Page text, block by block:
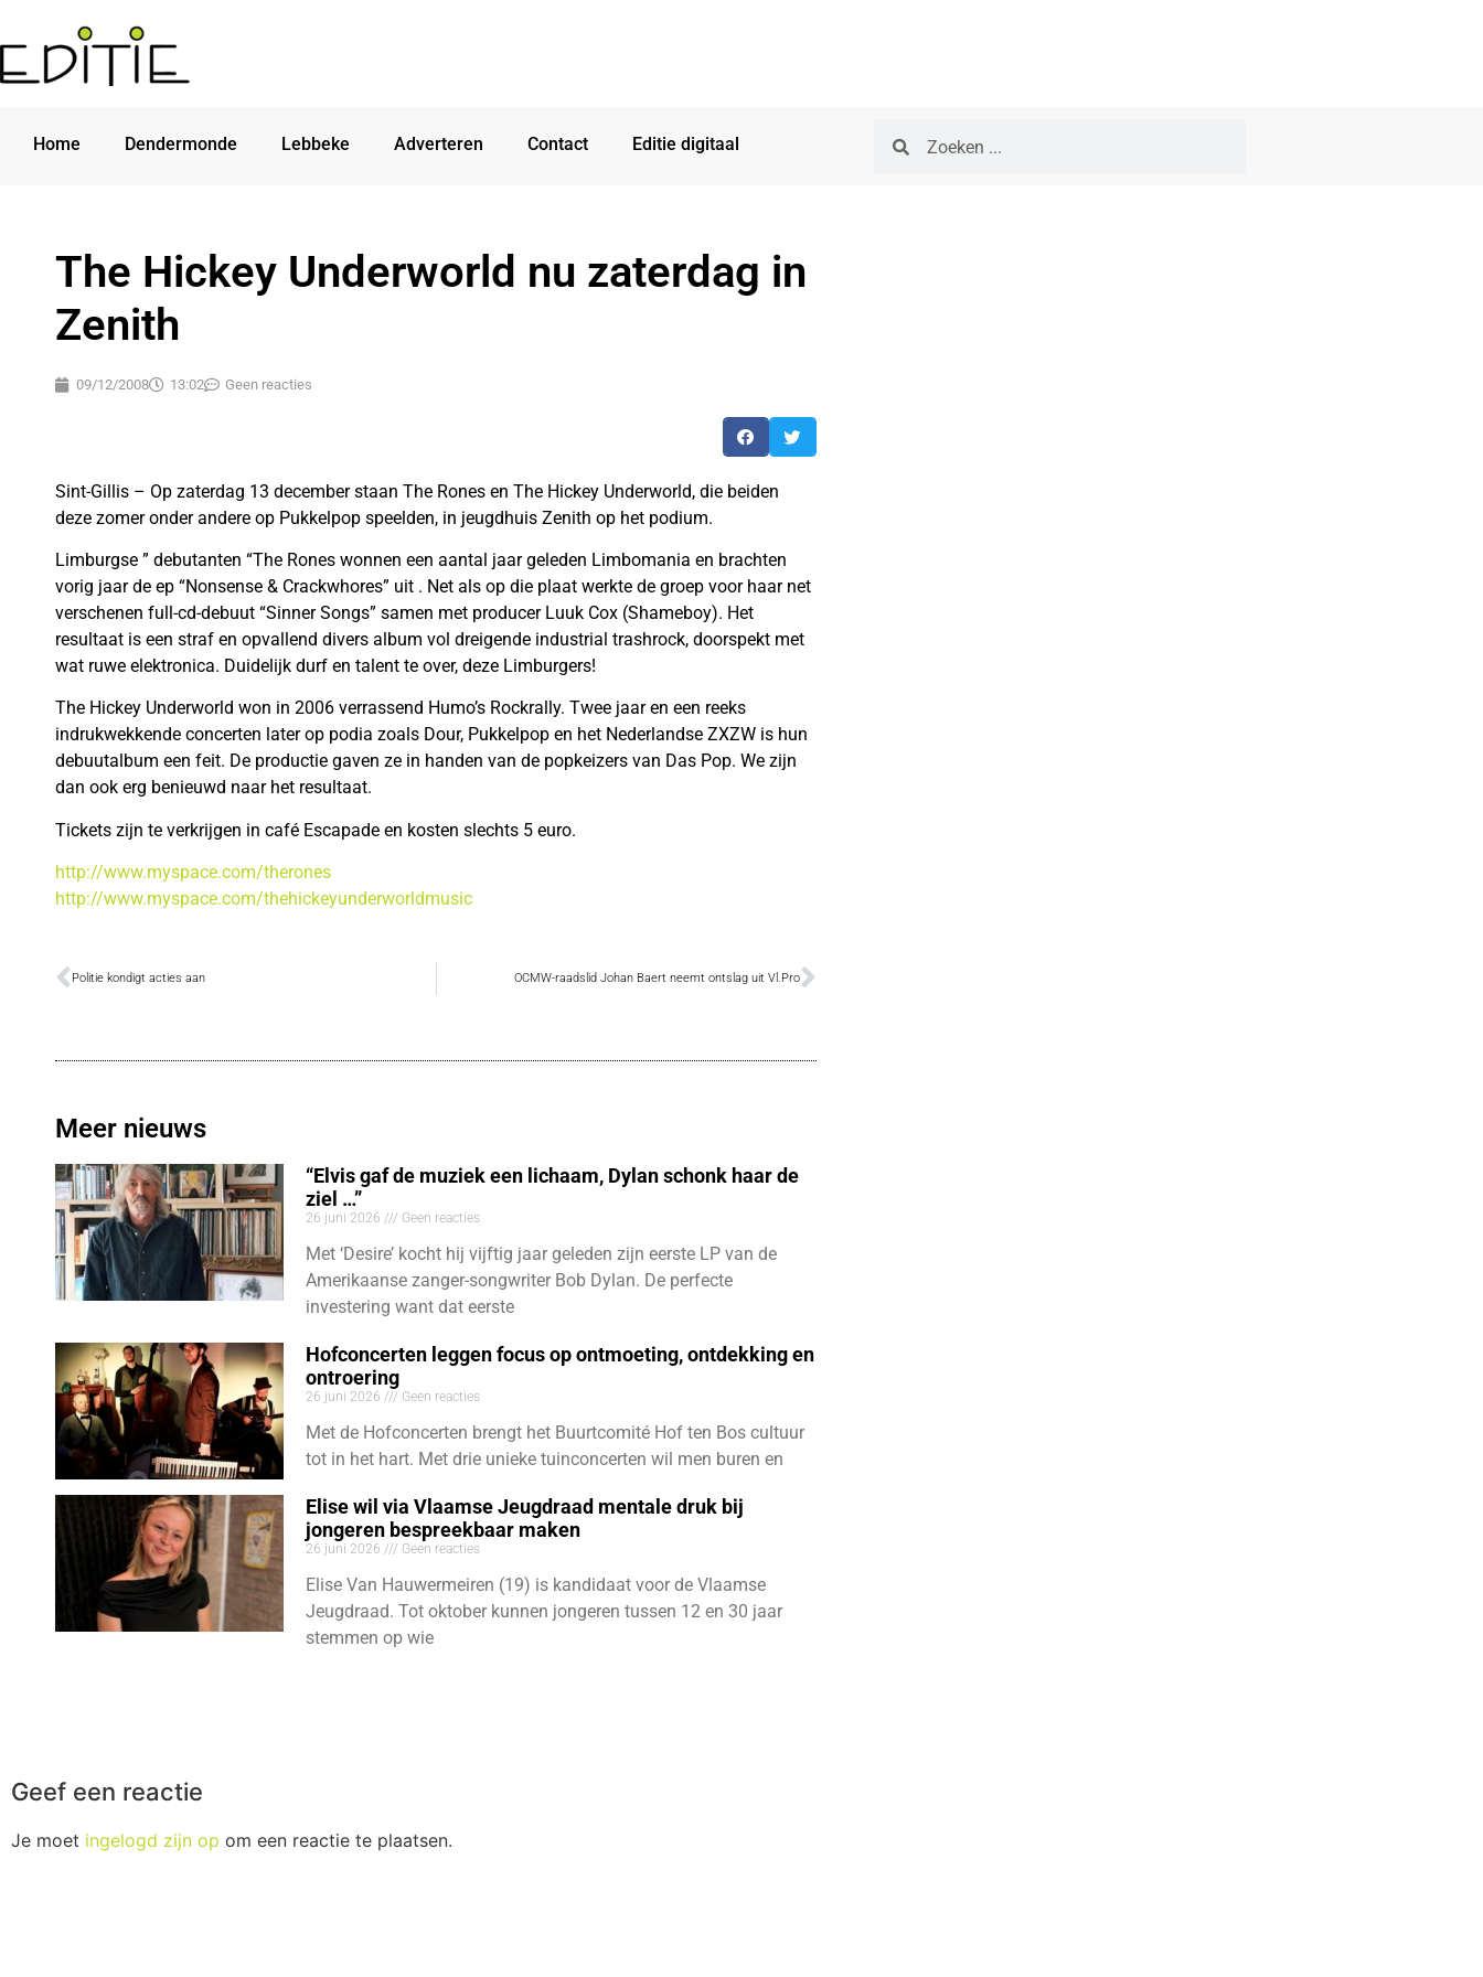
Home Dendermonde Lebbeke Adverteren Contact Editie digitaal
The Hickey Underworld nu zaterdag in
Zenith
09/12/2008 13:02 Geen reacties
Sint-Gillis – Op zaterdag 13 december staan The Rones en The Hickey Underworld, die beiden
deze zomer onder andere op Pukkelpop speelden, in jeugdhuis Zenith op het podium.
Limburgse ” debutanten “The Rones wonnen een aantal jaar geleden Limbomania en brachten
vorig jaar de ep “Nonsense & Crackwhores” uit . Net als op die plaat werkte de groep voor haar net
verschenen full-cd-debuut “Sinner Songs” samen met producer Luuk Cox (Shameboy). Het
resultaat is een straf en opvallend divers album vol dreigende industrial trashrock, doorspekt met
wat ruwe elektronica. Duidelijk durf en talent te over, deze Limburgers!
The Hickey Underworld won in 2006 verrassend Humo’s Rockrally. Twee jaar en een reeks
indrukwekkende concerten later op podia zoals Dour, Pukkelpop en het Nederlandse ZXZW is hun
debuutalbum een feit. De productie gaven ze in handen van de popkeizers van Das Pop. We zijn
dan ook erg benieuwd naar het resultaat.
Tickets zijn te verkrijgen in café Escapade en kosten slechts 5 euro.
http://www.myspace.com/therones
http://www.myspace.com/thehickeyunderworldmusic
Politie kondigt acties aan OCMW-raadslid Johan Baert neemt ontslag uit Vl.Pro
Meer nieuws
“Elvis gaf de muziek een lichaam, Dylan schonk haar de
ziel …”
26 juni 2026 Geen reacties
Met ‘Desire’ kocht hij vijftig jaar geleden zijn eerste LP van de
Amerikaanse zanger-songwriter Bob Dylan. De perfecte
investering want dat eerste
Hofconcerten leggen focus op ontmoeting, ontdekking en
ontroering
26 juni 2026 Geen reacties
Met de Hofconcerten brengt het Buurtcomité Hof ten Bos cultuur
tot in het hart. Met drie unieke tuinconcerten wil men buren en
Elise wil via Vlaamse Jeugdraad mentale druk bij
jongeren bespreekbaar maken
26 juni 2026 Geen reacties
Elise Van Hauwermeiren (19) is kandidaat voor de Vlaamse
Jeugdraad. Tot oktober kunnen jongeren tussen 12 en 30 jaar
stemmen op wie
Geef een reactie
Je moet ingelogd zijn op om een reactie te plaatsen.